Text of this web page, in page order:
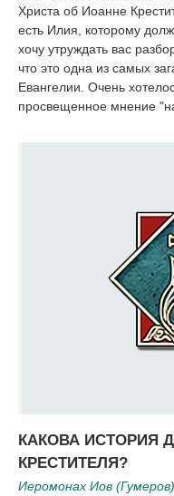
Христа об Иоанне
есть Илия, которому
хочу утруждать вас
что это одна из самых
Евангелии. Очень
просвещенное мнение
КАКОВА ИСТОРИЯ
КРЕСТИТЕЛЯ?
Иеромонах Иов (Гумеров)